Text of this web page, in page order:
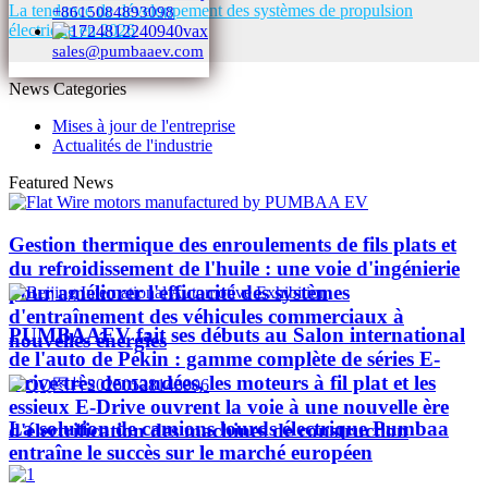
+8615084893098
sales@pumbaaev.com
La tendance de développement des systèmes de propulsion
électrique en 2026
News Categories
Mises à jour de l'entreprise
Actualités de l'industrie
Featured News
Gestion thermique des enroulements de fils plats et
du refroidissement de l'huile : une voie d'ingénierie
pour améliorer l'efficacité des systèmes
d'entraînement des véhicules commerciaux à
nouvelles énergies
PUMBAAEV fait ses débuts au Salon international
de l'auto de Pékin : gamme complète de séries E-
Drive très demandées, les moteurs à fil plat et les
essieux E-Drive ouvrent la voie à une nouvelle ère
d'électrification des machines de construction
La solution de camions lourds électrique Pumbaa
entraîne le succès sur le marché européen